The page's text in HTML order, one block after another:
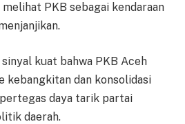
PKB sebagai kendaraan
kuat bahwa PKB Aceh
kebangkitan dan konsolidasi
daya tarik partai
daerah.